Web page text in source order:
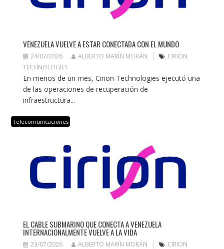
VENEZUELA VUELVE A ESTAR CONECTADA CON EL MUNDO
24/07/2026 ALBERTO MARÍN MORÁN
CIRION
TECHNOLOGIES
En menos de un mes, Cirion Technologies ejecutó una
de las operaciones de recuperación de
infraestructura...
Telecomunicaciones
EL CABLE SUBMARINO QUE CONECTA A VENEZUELA
INTERNACIONALMENTE VUELVE A LA VIDA
23/07/2026 ALBERTO MARÍN MORÁN
CIRION